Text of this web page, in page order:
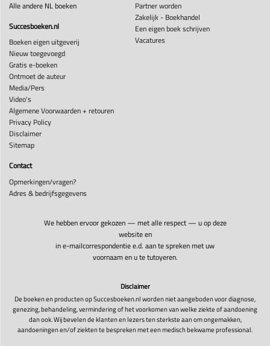
Alle andere NL boeken
Succesboeken.nl
Boeken eigen uitgeverij
Nieuw toegevoegd
Gratis e-boeken
Ontmoet de auteur
Media/Pers
Video's
Algemene Voorwaarden + retouren
Privacy Policy
Disclaimer
Sitemap
Partner worden
Zakelijk - Boekhandel
Een eigen boek schrijven
Vacatures
Contact
Opmerkingen/vragen?
Adres & bedrijfsgegevens
We hebben ervoor gekozen — met alle respect — u op deze
website en
in e-mailcorrespondentie e.d. aan te spreken met uw
voornaam en u te tutoyeren.
Disclaimer
De boeken en producten op Succesboeken.nl worden niet aangeboden voor diagnose,
genezing, behandeling, vermindering of het voorkomen van welke ziekte of aandoening
dan ook. Wij bevelen de klanten en lezers ten sterkste aan om ongemakken,
aandoeningen en/of ziekten te bespreken met een medisch bekwame professional.